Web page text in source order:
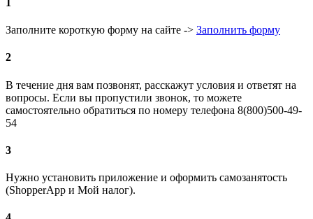
Заполните короткую форму на сайте -> Заполнить форму
2
В течение дня вам позвонят, расскажут условия и ответят на
вопросы. Если вы пропустили звонок, то можете
самостоятельно обратиться по номеру телефона 8(800)500-49-
54
3
Нужно установить приложение и оформить самозанятость
(ShopperApp и Мой налог).